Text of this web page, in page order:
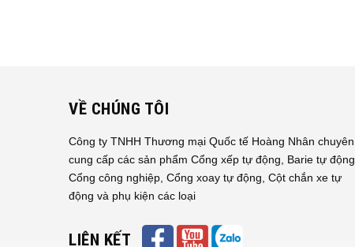
VỀ CHÚNG TÔI
Công ty TNHH Thương mại Quốc tế Hoàng Nhân chuyên
cung cấp các sản phẩm Cổng xếp tự động, Barie tự động,
Cổng công nghiệp, Cổng xoay tự động, Cột chắn xe tự
động và phụ kiện các loại
LIÊN KẾT